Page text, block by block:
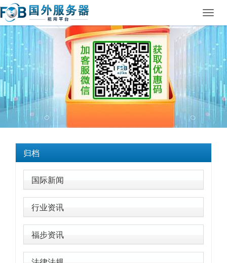
归档
国际新闻
行业资讯
福步资讯